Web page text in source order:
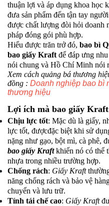
thuận lợi và áp dụng khoa học
đưa sản phẩm đến tận tay
được chất lượng đòi hỏi doanh
pháp đóng gói phù hợp.
Hiểu được trăn trở đó, bao bì
bao giấy Kraft để đáp ưng
nói chung và Hồ Chí Minh nói
Xem cách quảng bá thương
đồng : Doanh nghiệp bao bì
thương hiệu
Lợi ích mà bao giấy Kraft
Chịu lực tốt: Mặc dù là giấy,
lực tốt, đượcđặc biệt khi sử
nặng như gạo, bột mì, cà phê,
bao giấy Kraftkhiến nó có thể
nhựa trong nhiều trường hợp.
Chống rách: Giấy Kraft
năng chống rách và bảo vệ
chuyển và lưu trữ.
Tính tái chế cao: Giấy Kraft